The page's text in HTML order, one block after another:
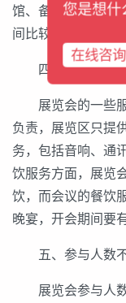
馆、备馆的申请，
间比较短，进馆的
四、服务范围不
展览会的一些服
负责，展览区只提
务，包括音响、通
饮服务方面，展览
饮，而会议的餐饮
晚宴，开会期间要
五、参与人数
展览会参与人数
您是想什
在线咨询